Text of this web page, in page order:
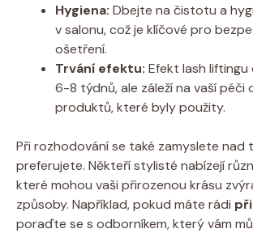
Hygiena: Dbejte na čistotu a
v salonu, což je klíčové pro
ošetření.
Trvání efektu: Efekt lash
6-8 týdnů, ale záleží na vaší péči
produktů, které byly použity.
Při rozhodování se také zamyslete nad
preferujete. Někteří stylisté nabízejí
které mohou vaši přirozenou krásu
způsoby. Například, pokud máte rádi
poraďte se s odborníkem, který vám